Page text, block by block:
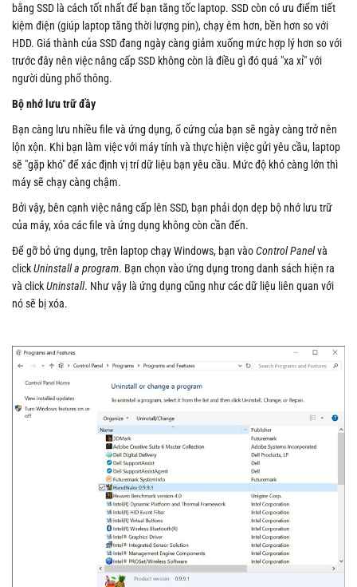
bằng SSD là cách tốt nhất để bạn tăng tốc laptop. SSD còn có ưu điểm tiết
kiệm điện (giúp laptop tăng thời lượng pin), chạy êm hơn, bền hơn so với
HDD. Giá thành của SSD đang ngày càng giảm xuống mức hợp lý hơn so với
trước đây nên việc nâng cấp SSD không còn là điều gì đó quá "xa xỉ" với
người dùng phổ thông.
Bộ nhớ lưu trữ đầy
Bạn càng lưu nhiều file và ứng dụng, ổ cứng của bạn sẽ ngày càng trở nên
lộn xộn. Khi bạn làm việc với máy tính và thực hiện việc gửi yêu cầu, laptop
sẽ "gặp khó" để xác định vị trí dữ liệu bạn yêu cầu. Mức độ khó càng lớn thì
máy sẽ chạy càng chậm.
Bởi vậy, bên cạnh việc nâng cấp lên SSD, bạn phải dọn dẹp bộ nhớ lưu trữ
của máy, xóa các file và ứng dụng không còn cần đến.
Để gỡ bỏ ứng dụng, trên laptop chạy Windows, bạn vàoControl Panelvà
clickUninstall a program. Bạn chọn vào ứng dụng trong danh sách hiện ra
và clickUninstall. Như vậy là ứng dụng cũng như các dữ liệu liên quan với
nó sẽ bị xóa.